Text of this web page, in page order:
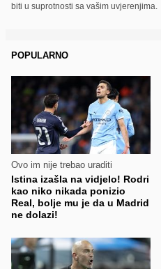
biti u suprotnosti sa vašim uvjerenjima.
POPULARNO
Ovo im nije trebao uraditi
Istina izašla na vidjelo! Rodri
kao niko nikada ponizio
Real, bolje mu je da u Madrid
ne dolazi!